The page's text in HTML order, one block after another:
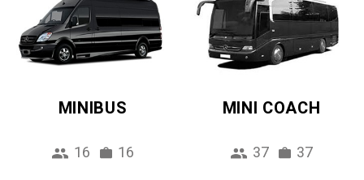
MINIBUS
16 16
MINI COACH
37 37